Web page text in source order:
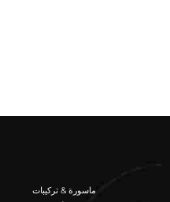
ماسورة & تركيبات